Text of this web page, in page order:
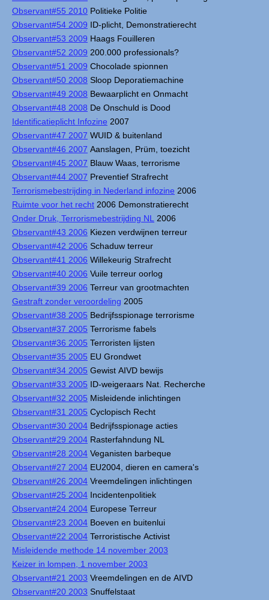
Observant#55 2010 Politieke Politie
Observant#54 2009 ID-plicht, Demonstratierecht
Observant#53 2009 Haags Fouilleren
Observant#52 2009 200.000 professionals?
Observant#51 2009 Chocolade spionnen
Observant#50 2008 Sloop Deporatiemachine
Observant#49 2008 Bewaarplicht en Onmacht
Observant#48 2008 De Onschuld is Dood
Identificatieplicht Infozine 2007
Observant#47 2007 WUID & buitenland
Observant#46 2007 Aanslagen, Prüm, toezicht
Observant#45 2007 Blauw Waas, terrorisme
Observant#44 2007 Preventief Strafrecht
Terrorismebestrijding in Nederland infozine 2006
Ruimte voor het recht 2006 Demonstratierecht
Onder Druk, Terrorismebestrijding NL
2006
Observant#43 2006 Kiezen verdwijnen terreur
Observant#42 2006 Schaduw terreur
Observant#41 2006 Willekeurig Strafrecht
Observant#40 2006 Vuile terreur oorlog
Observant#39 2006 Terreur van grootmachten
Gestraft zonder veroordeling 2005
Observant#38 2005 Bedrijfsspionage terrorisme
Observant#37 2005 Terrorisme fabels
Observant#36 2005 Terroristen lijsten
Observant#35 2005 EU Grondwet
Observant#34 2005 Gewist AIVD bewijs
Observant#33 2005 ID-weigeraars Nat. Recherche
Observant#32 2005 Misleidende inlichtingen
Observant#31 2005 Cyclopisch Recht
Observant#30 2004 Bedrijfsspionage acties
Observant#29 2004 Rasterfahndung NL
Observant#28 2004 Veganisten barbeque
Observant#27 2004 EU2004, dieren en camera's
Observant#26 2004 Vreemdelingen inlichtingen
Observant#25 2004 Incidentenpolitiek
Observant#24 2004 Europese Terreur
Observant#23 2004 Boeven en buitenlui
Observant#22 2004 Terroristische Activist
Misleidende methode 14 november 2003
Keizer in lompen, 1 november 2003
Observant#21 2003 Vreemdelingen en de AIVD
Observant#20 2003 Snuffelstaat